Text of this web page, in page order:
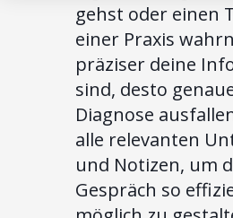
gehst oder einen
einer Praxis
präziser deine
sind, desto
Diagnose
alle relevanten
und Notizen, um
Gespräch so